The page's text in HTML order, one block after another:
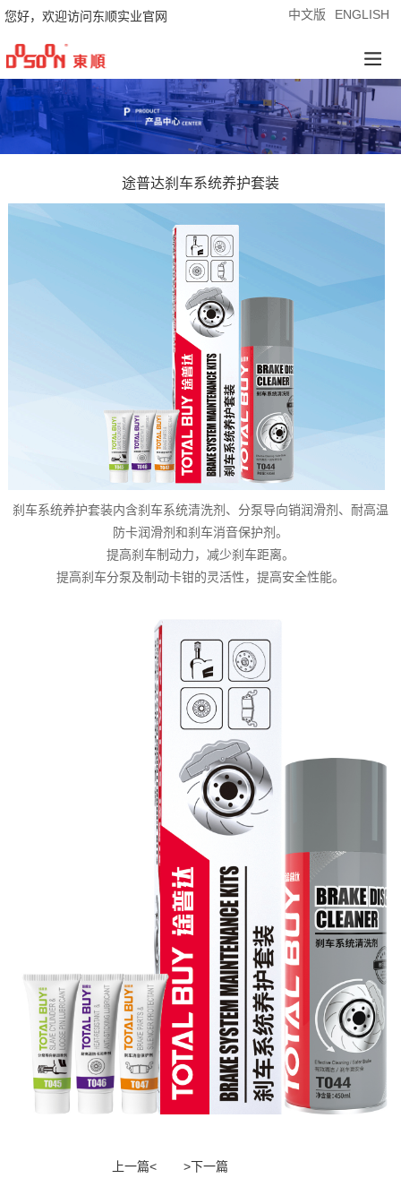
您好，欢迎访问东顺实业官网 ENGLISH
中文版
途普达刹车系统养护套装
刹车系统养护套装内含刹车系统清洗剂、分泵导向销润滑剂、耐高温
防卡润滑剂和刹车消音保护剂。
提高刹车制动力，减少刹车距离。
提高刹车分泵及制动卡钳的灵活性，提高安全性能。
上一篇< >下一篇